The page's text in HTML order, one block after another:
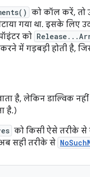
को कॉल करें, तो
गया था. इसके लिए
को
में गड़बड़ी होती है,
है, लेकिन डाल्विक
है.)
को किसी ऐसे तरीके से
सही तरीके से